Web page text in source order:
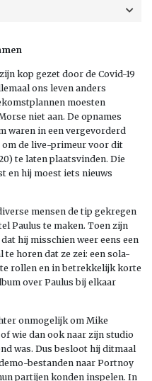
kop gezet door de Covid-19
ons leven anders
moesten
niet aan. De opnames
waren in een vergevorderd
om de live-primeur voor dit
te laten plaatsvinden. Die
en hij moest iets nieuws
mensen de tip gekregen
Paulus te maken. Toen zijn
hij misschien weer eens een
te horen dat ze zei: een sola-
rollen en in betrekkelijk korte
over Paulus bij elkaar
onmogelijk om Mike
wie dan ook naar zijn studio
was. Dus besloot hij ditmaal
bestanden naar Portnoy
partijen konden inspelen. In